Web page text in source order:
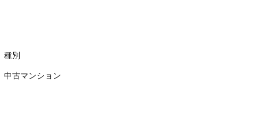
種別
中古マンション